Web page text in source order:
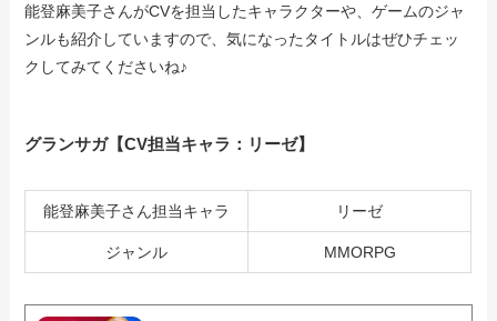
能登麻美子さんがCVを担当したキャラクターや、ゲームのジャ
ンルも紹介していますので、気になったタイトルはぜひチェッ
クしてみてくださいね♪
グランサガ【CV担当キャラ：リーゼ】
能登麻美子さん担当キャラ リーゼ
ジャンル MMORPG